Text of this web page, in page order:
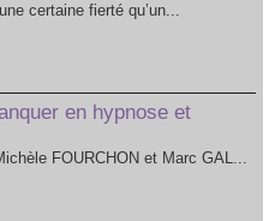
certaine fierté qu’un...
en hypnose et
FOURCHON et Marc GAL...